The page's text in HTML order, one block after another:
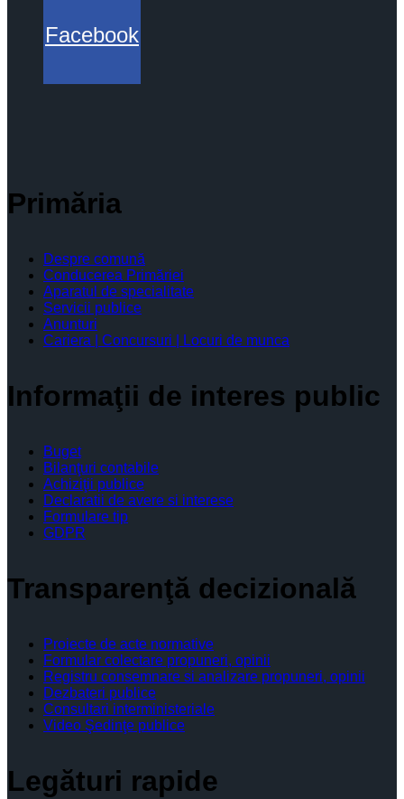
Facebook
Primăria
Despre comună
Conducerea Primăriei
Aparatul de specialitate
Servicii publice
Anunturi
Cariera | Concursuri | Locuri de munca
Informaţii de interes public
Buget
Bilanţuri contabile
Achiziţii publice
Declaratii de avere si interese
Formulare tip
GDPR
Transparenţă decizională
Proiecte de acte normative
Formular colectare propuneri, opinii
Registru consemnare si analizare propuneri, opinii
Dezbateri publice
Consultari interministeriale
Video Şedinţe publice
Legături rapide